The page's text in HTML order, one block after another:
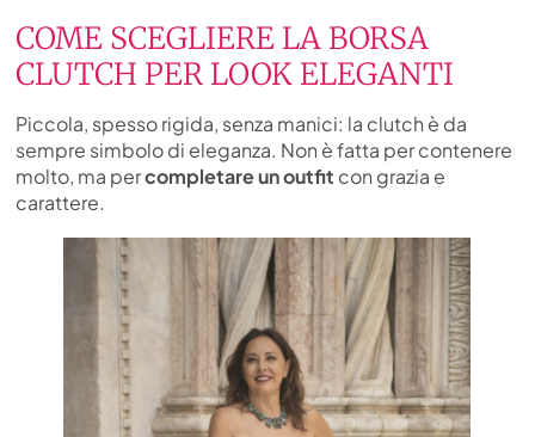
COME SCEGLIERE LA BORSA
CLUTCH PER LOOK ELEGANTI
Piccola, spesso rigida, senza manici: la clutch è da
sempre simbolo di eleganza. Non è fatta per contenere
molto, ma percompletare un outfit con grazia e
carattere.